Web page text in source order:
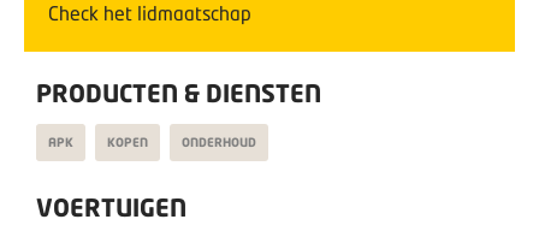
Check het lidmaatschap
PRODUCTEN & DIENSTEN
APK KOPEN ONDERHOUD
VOERTUIGEN